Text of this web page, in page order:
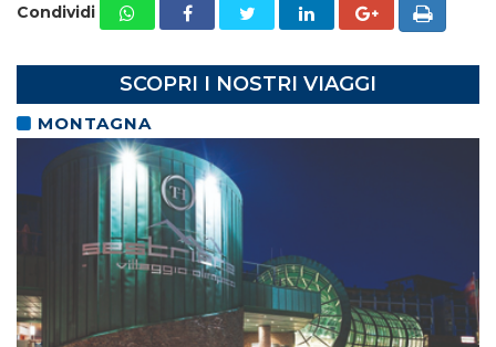
Condividi
SCOPRI I NOSTRI VIAGGI
MONTAGNA